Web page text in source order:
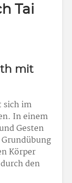
Tai
mit
sich im
In einem
Gesten
Körper
den